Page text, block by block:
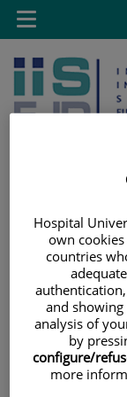
Saltar al contenido
contenido
Selector
Buscar
Toggle
navigation
Hospital
own
countries
and
analysis of
by
configure/
more